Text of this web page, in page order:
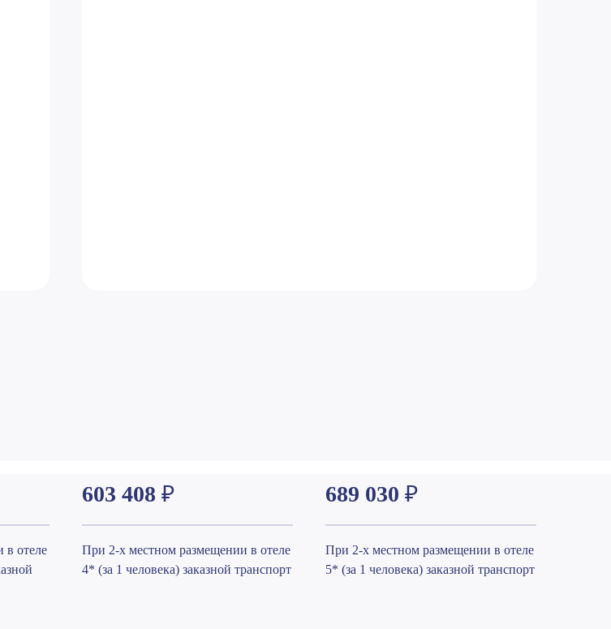
в отеле
603 408 ₽
При 2-х местном размещении в отеле
4* (за 1 человека) заказной транспорт
689 030 ₽
При 2-х местном размещении в отеле
5* (за 1 человека) заказной транспорт